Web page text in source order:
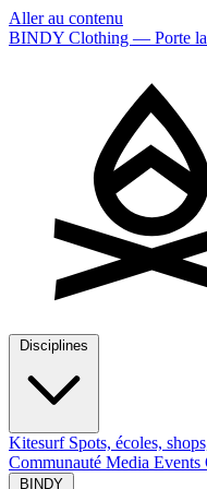
Aller au contenu
BINDY Clothing — Porte la
Kitesurf Spots, écoles,
Communauté Media Events